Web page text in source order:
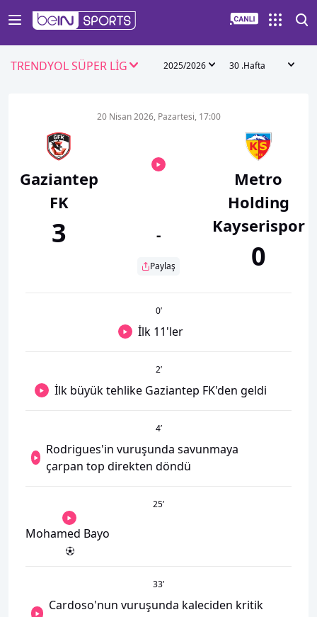
TRENDYOL SÜPER LİG 2025/2026 30 .Hafta
Gaziantep
FK
3
20 Nisan 2026, Pazartesi, 17:00
-
Paylaş
Metro
Holding
Kayserispor
0
0’
İlk 11'ler
2’
İlk büyük tehlike Gaziantep FK'den geldi
4’
Rodrigues'in vuruşunda savunmaya
çarpan top direkten döndü
25’
Mohamed Bayo
33’
Cardoso'nun vuruşunda kaleciden kritik